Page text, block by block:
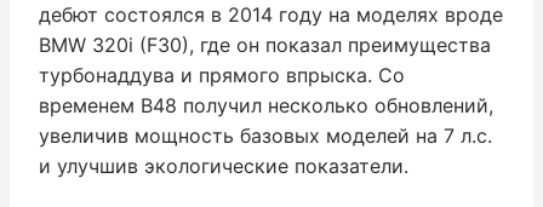
дебют состоялся в 2014 году на моделях вроде
BMW 320i (F30), где он показал преимущества
турбонаддува и прямого впрыска. Со
временем B48 получил несколько обновлений,
увеличив мощность базовых моделей на 7 л.с.
и улучшив экологические показатели.